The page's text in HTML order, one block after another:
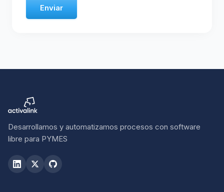
Enviar
Desarrollamos y automatizamos procesos con software
libre para PYMES